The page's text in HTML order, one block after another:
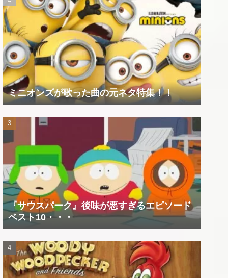
ミニオンズが歌った曲の元ネタ特集！！
『サウスパーク』後味が悪すぎるエピソード
ベスト10・・・